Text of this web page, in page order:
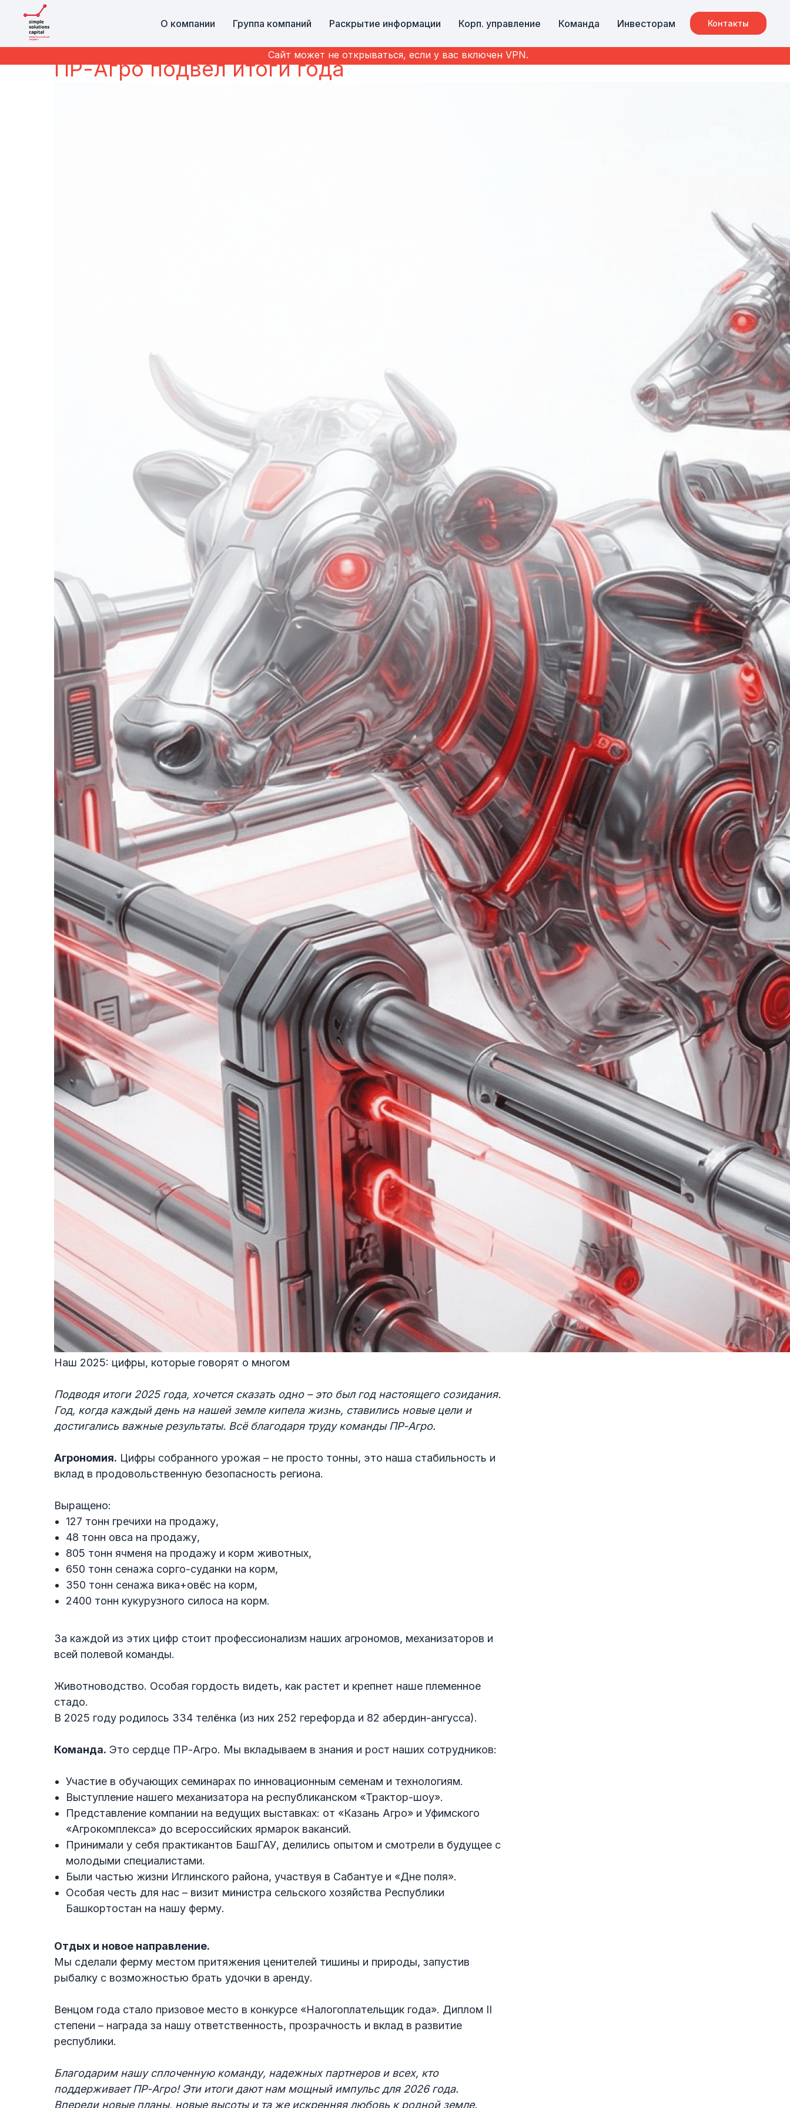
О компании Группа компаний Раскрытие информации Корп. управление Команда Инвесторам Контакты
Сайт может не открываться, если у вас включен VPN.
ПР-Агро подвёл итоги года
Наш 2025: цифры, которые говорят о многом
Подводя итоги 2025 года, хочется сказать одно – это был год настоящего созидания.
Год, когда каждый день на нашей земле кипела жизнь, ставились новые цели и
достигались важные результаты. Всё благодаря труду команды ПР-Агро.
Агрономия. Цифры собранного урожая – не просто тонны, это наша стабильность и
вклад в продовольственную безопасность региона.
Выращено:
127 тонн гречихи на продажу,
48 тонн овса на продажу,
805 тонн ячменя на продажу и корм животных,
650 тонн сенажа сорго-суданки на корм,
350 тонн сенажа вика+овёс на корм,
2400 тонн кукурузного силоса на корм.
За каждой из этих цифр стоит профессионализм наших агрономов, механизаторов и
всей полевой команды.
Животноводство. Особая гордость видеть, как растет и крепнет наше племенное
стадо.
В 2025 году родилось 334 телёнка (из них 252 герефорда и 82 абердин-ангусса).
Команда. Это сердце ПР-Агро. Мы вкладываем в знания и рост наших сотрудников:
Участие в обучающих семинарах по инновационным семенам и технологиям.
Выступление нашего механизатора на республиканском «Трактор-шоу».
Представление компании на ведущих выставках: от «Казань Агро» и Уфимского
«Агрокомплекса» до всероссийских ярмарок вакансий.
Принимали у себя практикантов БашГАУ, делились опытом и смотрели в будущее с
молодыми специалистами.
Были частью жизни Иглинского района, участвуя в Сабантуе и «Дне поля».
Особая честь для нас – визит министра сельского хозяйства Республики
Башкортостан на нашу ферму.
Отдых и новое направление.
Мы сделали ферму местом притяжения ценителей тишины и природы, запустив
рыбалку с возможностью брать удочки в аренду.
Венцом года стало призовое место в конкурсе «Налогоплательщик года». Диплом II
степени – награда за нашу ответственность, прозрачность и вклад в развитие
республики.
Благодарим нашу сплоченную команду, надежных партнеров и всех, кто
поддерживает ПР-Агро! Эти итоги дают нам мощный импульс для 2026 года.
Впереди новые планы, новые высоты и та же искренняя любовь к родной земле.